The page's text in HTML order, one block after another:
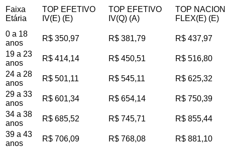
Faixa
Etária
TOP EFETIVO
IV(E) (E)
TOP EFETIVO
IV(Q) (A)
TOP
FLEX(E) (E)
0 a 18
anos
R$ 350,97 R$ 381,79 R$ 437,97
19 a 23
anos
R$ 414,14 R$ 450,51 R$ 516,80
24 a 28
anos
R$ 501,11 R$ 545,11 R$ 625,32
29 a 33
anos
R$ 601,34 R$ 654,14 R$ 750,39
34 a 38
anos
R$ 685,52 R$ 745,71 R$ 855,44
39 a 43
anos
R$ 706,09 R$ 768,08 R$ 881,10